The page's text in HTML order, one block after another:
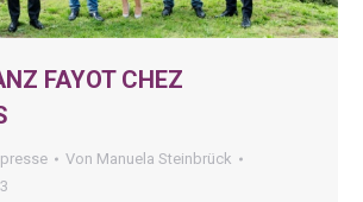
FAYOT CHEZ
Von Manuela Steinbrück